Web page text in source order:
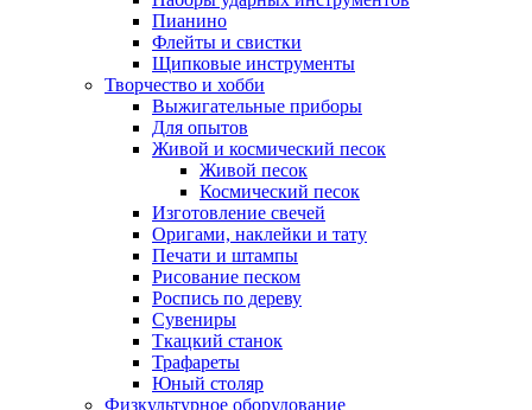
Пианино
Флейты и свистки
Щипковые инструменты
Творчество и хобби
Выжигательные приборы
Для опытов
Живой и космический песок
Живой песок
Космический песок
Изготовление свечей
Оригами, наклейки и тату
Печати и штампы
Рисование песком
Роспись по дереву
Сувениры
Ткацкий станок
Трафареты
Юный столяр
Физкультурное оборудование